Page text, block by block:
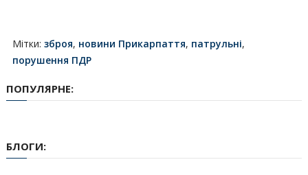
Мітки: зброя, новини Прикарпаття, патрульні,
порушення ПДР
ПОПУЛЯРНЕ:
БЛОГИ: